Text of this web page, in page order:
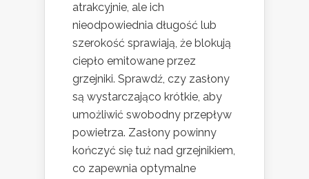
atrakcyjnie, ale ich
nieodpowiednia długość lub
szerokość sprawiają, że blokują
ciepło emitowane przez
grzejniki. Sprawdź, czy zasłony
są wystarczająco krótkie, aby
umożliwić swobodny przepływ
powietrza. Zasłony powinny
kończyć się tuż nad grzejnikiem,
co zapewnia optymalne